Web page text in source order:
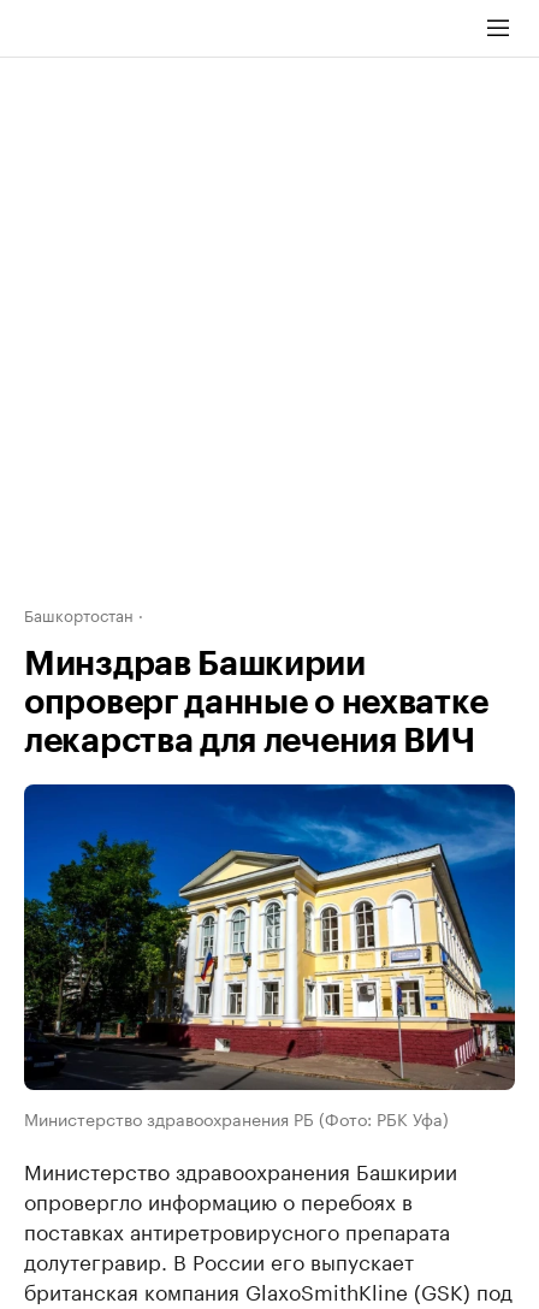
Башкортостан
Минздрав Башкирии
опроверг данные о нехватке
лекарства для лечения ВИЧ
Министерство здравоохранения РБ (Фото: РБК Уфа)
Министерство здравоохранения Башкирии
опровергло информацию о перебоях в
поставках антиретровирусного препарата
долутегравир. В России его выпускает
британская компания GlaxoSmithKline (GSK) под